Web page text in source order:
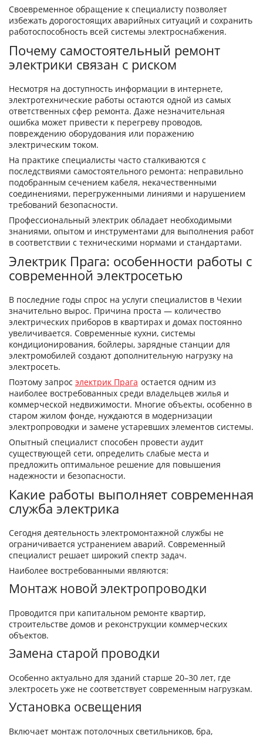
Своевременное обращение к специалисту позволяет
избежать дорогостоящих аварийных ситуаций и сохранить
работоспособность всей системы электроснабжения.
Почему самостоятельный ремонт
электрики связан с риском
Несмотря на доступность информации в интернете,
электротехнические работы остаются одной из самых
ответственных сфер ремонта. Даже незначительная
ошибка может привести к перегреву проводов,
повреждению оборудования или поражению
электрическим током.
На практике специалисты часто сталкиваются с
последствиями самостоятельного ремонта: неправильно
подобранным сечением кабеля, некачественными
соединениями, перегруженными линиями и нарушением
требований безопасности.
Профессиональный электрик обладает необходимыми
знаниями, опытом и инструментами для выполнения работ
в соответствии с техническими нормами и стандартами.
Электрик Прага: особенности работы с
современной электросетью
В последние годы спрос на услуги специалистов в Чехии
значительно вырос. Причина проста — количество
электрических приборов в квартирах и домах постоянно
увеличивается. Современные кухни, системы
кондиционирования, бойлеры, зарядные станции для
электромобилей создают дополнительную нагрузку на
электросеть.
Поэтому запрос электрик Прага остается одним из
наиболее востребованных среди владельцев жилья и
коммерческой недвижимости. Многие объекты, особенно в
старом жилом фонде, нуждаются в модернизации
электропроводки и замене устаревших элементов системы.
Опытный специалист способен провести аудит
существующей сети, определить слабые места и
предложить оптимальное решение для повышения
надежности и безопасности.
Какие работы выполняет современная
служба электрика
Сегодня деятельность электромонтажной службы не
ограничивается устранением аварий. Современный
специалист решает широкий спектр задач.
Наиболее востребованными являются:
Монтаж новой электропроводки
Проводится при капитальном ремонте квартир,
строительстве домов и реконструкции коммерческих
объектов.
Замена старой проводки
Особенно актуально для зданий старше 20–30 лет, где
электросеть уже не соответствует современным нагрузкам.
Установка освещения
Включает монтаж потолочных светильников, бра,